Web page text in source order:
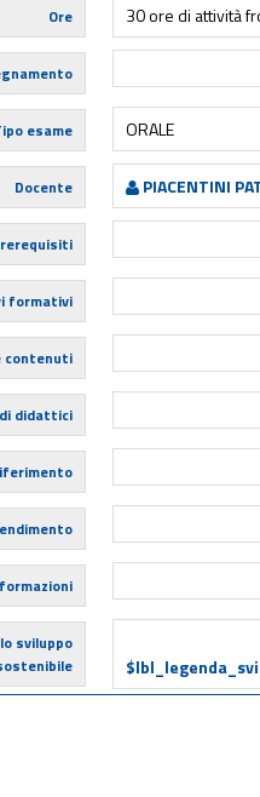
Ore 30 ore di attività
esame ORALE
Docente PIACENTINI
formativi
contenuti
didattici
sviluppo